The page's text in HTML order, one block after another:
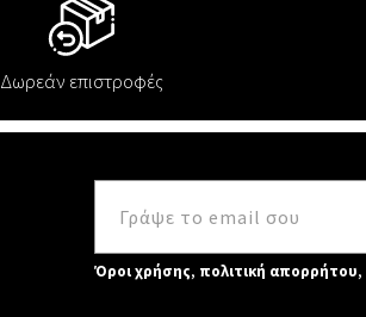
Δωρεάν επιστροφές
Όροι χρήσης, πολιτική απορρήτου,